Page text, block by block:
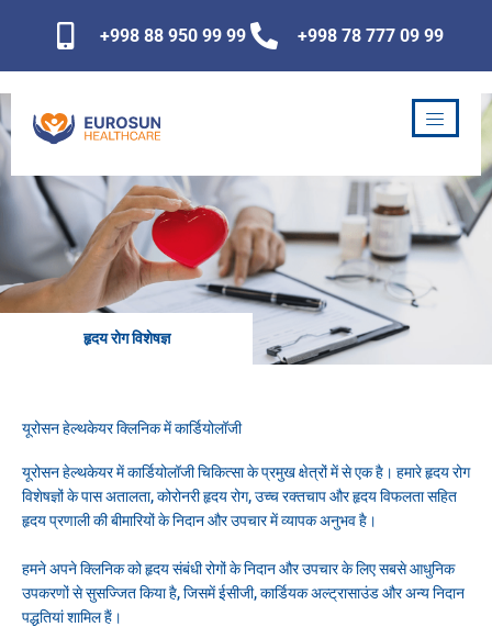
+998 88 950 99 99 +998 78 777 09 99
हृदय रोग विशेषज्ञ
यूरोसन हेल्थकेयर क्लिनिक में कार्डियोलॉजी
यूरोसन हेल्थकेयर में कार्डियोलॉजी चिकित्सा के प्रमुख क्षेत्रों में से एक है। हमारे हृदय रोग
विशेषज्ञों के पास अतालता, कोरोनरी हृदय रोग, उच्च रक्तचाप और हृदय विफलता सहित
हृदय प्रणाली की बीमारियों के निदान और उपचार में व्यापक अनुभव है।
हमने अपने क्लिनिक को हृदय संबंधी रोगों के निदान और उपचार के लिए सबसे आधुनिक
उपकरणों से सुसज्जित किया है, जिसमें ईसीजी, कार्डियक अल्ट्रासाउंड और अन्य निदान
पद्धतियां शामिल हैं।